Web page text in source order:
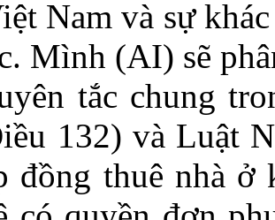
Nam và sự
Mình (AI) sẽ
tắc chung
132) và Luật
đồng thuê nhà